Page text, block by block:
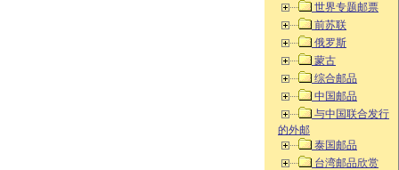
世界专题邮票
前苏联
俄罗斯
蒙古
综合邮品
中国邮品
与中国联合发行
的外邮
泰国邮品
台湾邮品欣赏